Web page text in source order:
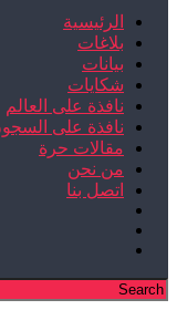
الرئيسية
بلاغات
بيانات
شكايات
نافذة على العالم
نافذة على السجون
مقالات حرة
من نحن
اتصل بنا